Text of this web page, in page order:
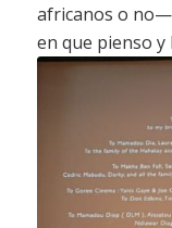
africanos o
en que pienso y